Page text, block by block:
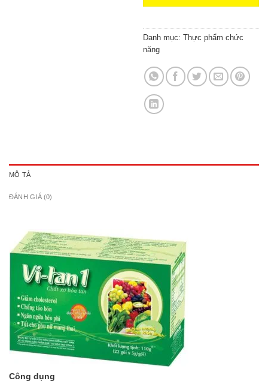
Danh mục: Thực phẩm chức
năng
MÔ TẢ
ĐÁNH GIÁ (0)
Công dụng